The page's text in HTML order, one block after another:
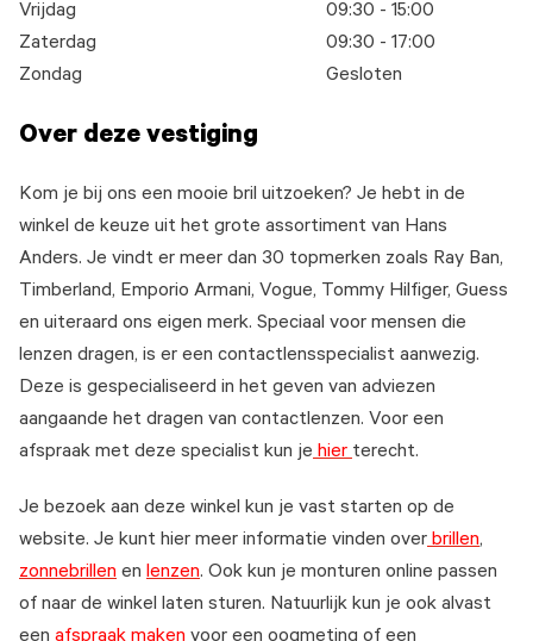
Vrijdag
09:30 - 15:00
Zaterdag
09:30 - 17:00
Zondag
Gesloten
Over deze vestiging
Kom je bij ons een mooie bril uitzoeken? Je hebt in de
winkel de keuze uit het grote assortiment van Hans
Anders. Je vindt er meer dan 30 topmerken zoals Ray Ban,
Timberland, Emporio Armani, Vogue, Tommy Hilfiger, Guess
en uiteraard ons eigen merk. Speciaal voor mensen die
lenzen dragen, is er een contactlensspecialist aanwezig.
Deze is gespecialiseerd in het geven van adviezen
aangaande het dragen van contactlenzen. Voor een
afspraak met deze specialist kun jehierterecht.
Je bezoek aan deze winkel kun je vast starten op de
website. Je kunt hier meer informatie vinden overbrillen,
zonnebrillen en lenzen. Ook kun je monturen online passen
of naar de winkel laten sturen. Natuurlijk kun je ook alvast